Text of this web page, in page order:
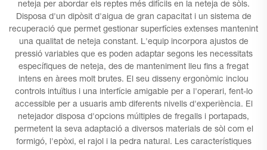
neteja per abordar els reptes més difícils en la neteja de sòls.
Disposa d'un dipòsit d'aigua de gran capacitat i un sistema de
recuperació que permet gestionar superfícies extenses mantenint
una qualitat de neteja constant. L'equip incorpora ajustos de
pressió variables que es poden adaptar segons les necessitats
específiques de neteja, des de manteniment lleu fins a fregat
intens en àrees molt brutes. El seu disseny ergonòmic inclou
controls intuïtius i una interfície amigable per a l'operari, fent-lo
accessible per a usuaris amb diferents nivells d'experiència. El
netejador disposa d'opcions múltiples de fregalls i portapads,
permetent la seva adaptació a diversos materials de sòl com el
formigó, l'epòxi, el rajol i la pedra natural. Les característiques